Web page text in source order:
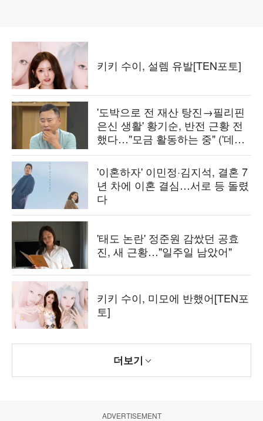
키키 수이, 설렘 유발[TEN포토]
'도박으로 전 재산 탕진→필리핀
은신 생활' 황기순, 반전 근황 전
했다…"모금 활동하는 중" ('데이
앤나잇')
'이혼하자' 이민정·김지석, 결혼 7
년 차에 이혼 결심…서로 등 돌렸
다
'태도 논란' 정준원 감쌌던 공효
진, 새 근황…"일주일 남았어"
키키 수이, 미모에 반했어[TEN포
토]
더보기
ADVERTISEMENT